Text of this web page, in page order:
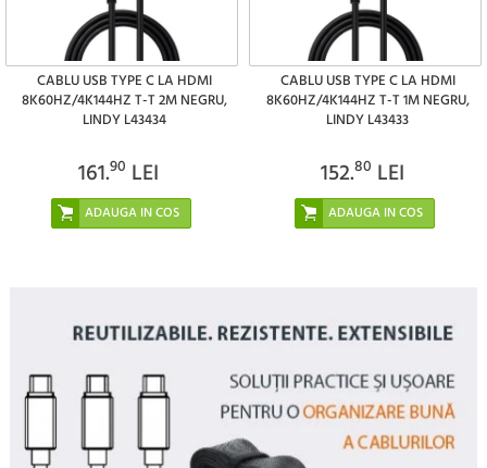
CABLU USB TYPE C LA HDMI
8K60HZ/4K144HZ T-T 2M NEGRU,
LINDY L43434
161.90 LEI
CABLU USB TYPE C LA HDMI
8K60HZ/4K144HZ T-T 1M NEGRU,
LINDY L43433
152.80 LEI